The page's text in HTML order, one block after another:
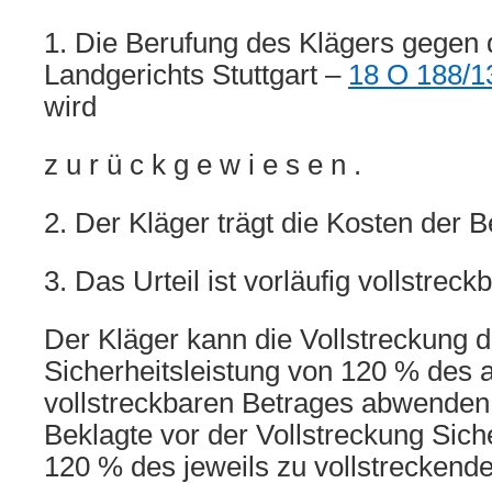
1. Die Berufung des Klägers gegen
Landgerichts Stuttgart – 18 O 188/
wird
z u r ü c k g e w i e s e n .
2. Der Kläger trägt die Kosten der
3. Das Urteil ist vorläufig
Der Kläger kann die Vollstreckung
Sicherheitsleistung von 120 % des
vollstreckbaren Betrages
Beklagte vor der Vollstreckung
120 % des jeweils zu